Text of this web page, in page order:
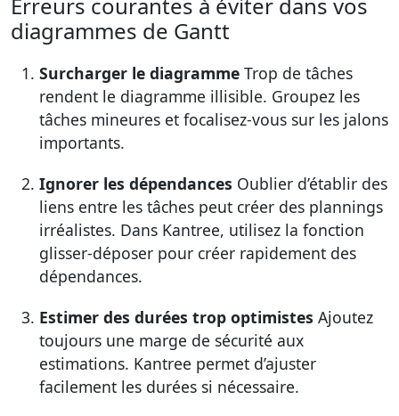
diagrammes de Gantt
Surcharger le diagramme Trop de tâches
rendent le diagramme illisible. Groupez les
tâches mineures et focalisez-vous sur les jalons
importants.
Ignorer les dépendances Oublier d’établir des
liens entre les tâches peut créer des plannings
irréalistes. Dans Kantree, utilisez la fonction
glisser-déposer pour créer rapidement des
dépendances.
Estimer des durées trop optimistes Ajoutez
toujours une marge de sécurité aux
estimations. Kantree permet d’ajuster
facilement les durées si nécessaire.